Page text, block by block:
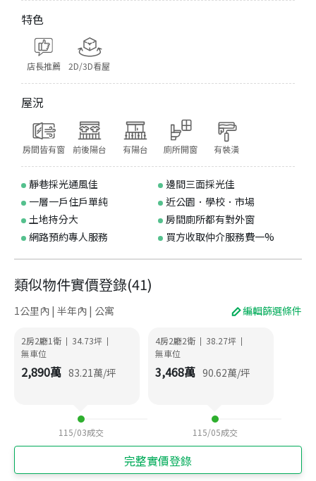
特色
店長推薦 2D/3D看屋
屋況
房間皆有窗 前後陽台 有陽台 廁所開窗 有裝潢
靜巷採光通風佳
邊間三面採光佳
一層一戶住戶單純
近公園．學校．市場
土地持分大
房間廁所都有對外窗
網路預約專人服務
買方收取仲介服務費一%
類似物件實價登錄(41)
1公里內 | 半年內 | 公寓 編輯篩選條件
2房2廳1衛 | 34.73坪 |
無車位
2,890萬 83.21 萬/坪
115/03成交
4房2廳2衛 | 38.27坪 |
無車位
3,468萬 90.62萬/坪
115/05成交
完整實價登錄